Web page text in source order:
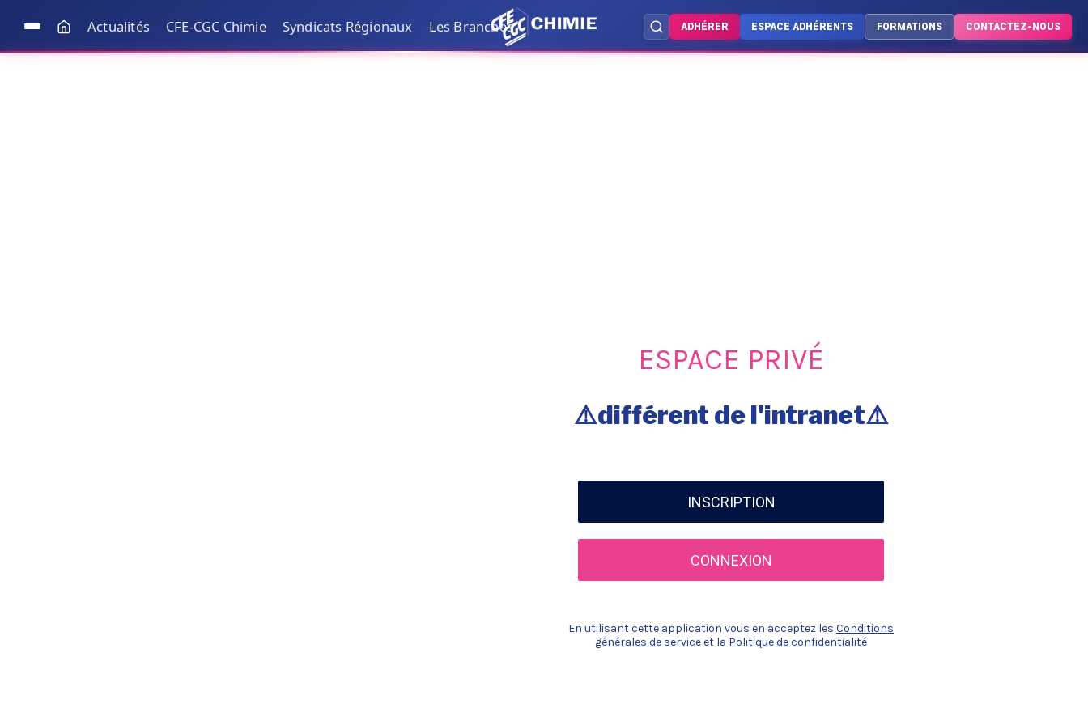
Actualités CFE-CGC Chimie Syndicats Régionaux Les Branches ADHÉRER ESPACE ADHÉRENTS FORMATIONS CONTACTEZ-NOUS
ESPACE PRIVÉ
⚠️différent de l'intranet⚠️
INSCRIPTION
CONNEXION
En utilisant cette application vous en acceptez les Conditions
générales de serviceet la Politique de confidentialité